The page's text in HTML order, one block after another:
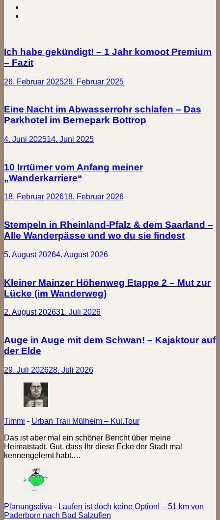
Ich habe gekündigt! – 1 Jahr komoot Premium
– Fazit
26. Februar 202526. Februar 2025
Eine Nacht im Abwasserrohr schlafen – Das
Parkhotel im Bernepark Bottrop
4. Juni 202514. Juni 2025
10 Irrtümer vom Anfang meiner
„Wanderkarriere“
18. Februar 202618. Februar 2026
Stempeln in Rheinland-Pfalz & dem Saarland –
Alle Wanderpässe und wo du sie findest
5. August 20264. August 2026
Kleiner Mainzer Höhenweg Etappe 2 – Mut zur
Lücke (im Wanderweg)
2. August 202631. Juli 2026
Auge in Auge mit dem Schwan! – Kajaktour auf
der Elde
29. Juli 202628. Juli 2026
Timmi - Urban Trail Mülheim – Kul.Tour
Das ist aber mal ein schöner Bericht über meine
Heimatstadt. Gut, dass Ihr diese Ecke der Stadt mal
kennengelernt habt.…
Planungsdiva - Laufen ist doch keine Option! – 51 km von
Paderborn nach Bad Salzuflen